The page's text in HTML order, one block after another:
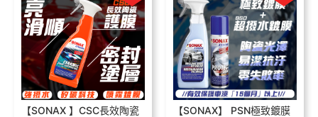
【SONAX 】CSC長效陶瓷
【SONAX】 PSN極致鍍膜